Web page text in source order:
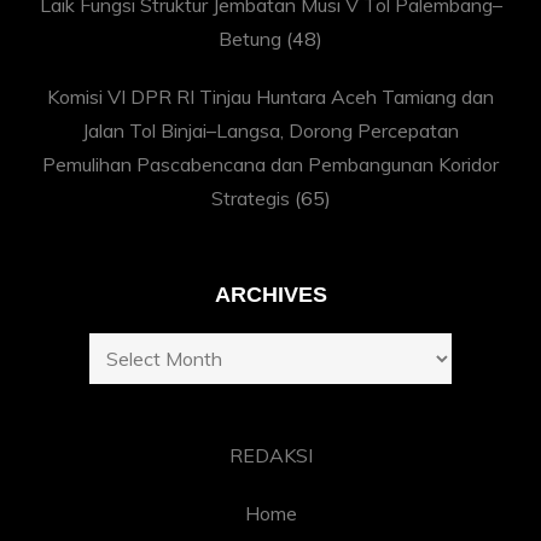
Laik Fungsi Struktur Jembatan Musi V Tol Palembang–
Betung (48)
Komisi VI DPR RI Tinjau Huntara Aceh Tamiang dan
Jalan Tol Binjai–Langsa, Dorong Percepatan
Pemulihan Pascabencana dan Pembangunan Koridor
Strategis (65)
ARCHIVES
Archives
REDAKSI
Home